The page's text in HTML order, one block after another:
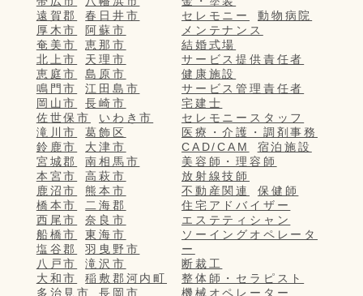
遠賀郡
春日井市
厚木市
阿蘇市
奄美市
恵那市
北上市
天理市
恵庭市
島原市
鳴門市
江田島市
岡山市
長崎市
佐世保市
いわき市
滝川市
葛飾区
鈴鹿市
大津市
宮城郡
南相馬市
本宮市
高萩市
鹿沼市
熊本市
橋本市
二海郡
西尾市
奈良市
船橋市
東海市
塩谷郡
羽曳野市
八戸市
滝沢市
大和市
稲敷郡河内町
多治見市
長岡市
セレモニー
動物病院
メンテナンス
結婚式場
サービス提供責任者
健康施設
サービス管理責任者
宅建士
セレモニースタッフ
医療・介護・調剤事務
CAD/CAM
宿泊施設
美容師・理容師
放射線技師
不動産関連
保健師
住宅アドバイザー
エステティシャン
ソーイングオペレータ
ー
断裁工
整体師・セラピスト
機械オペレーター